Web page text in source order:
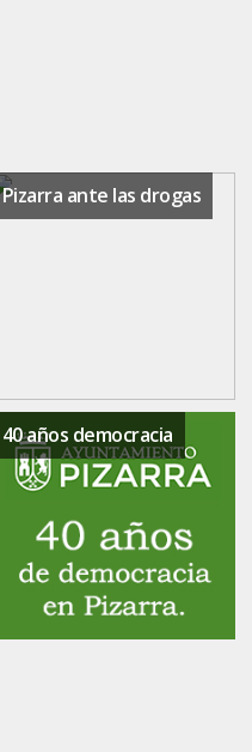
Pizarra ante las drogas
40 años democracia